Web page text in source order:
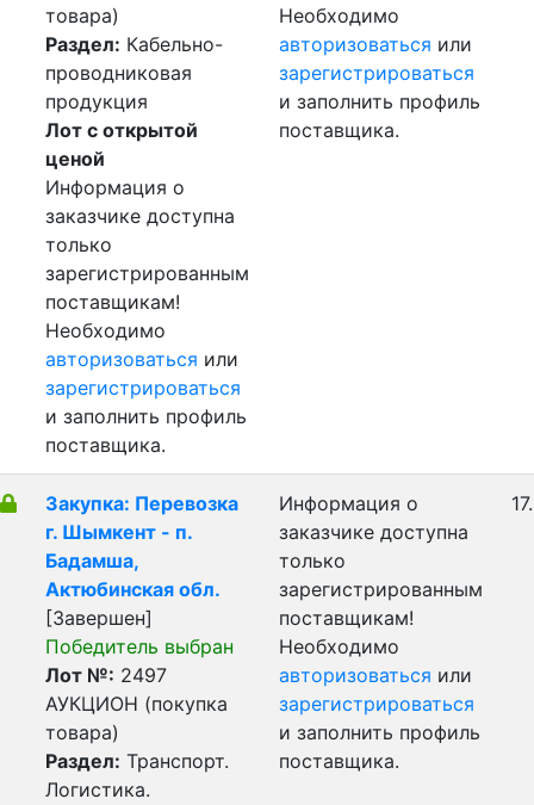
товара)
Раздел: Кабельно-
проводниковая
продукция
Лот с открытой
ценой
Информация о
заказчике доступна
только
зарегистрированным
поставщикам!
Необходимо
авторизоваться или
зарегистрироваться
и заполнить профиль
поставщика.
Необходимо
авторизоваться или
зарегистрироваться
и заполнить профиль
поставщика.
Закупка: Перевозка
г. Шымкент - п.
Бадамша,
Актюбинская обл.
[Завершен]
Победитель выбран
Лот №: 2497
АУКЦИОН (покупка
товара)
Раздел: Транспорт.
Логистика.
Информация о
заказчике доступна
только
зарегистрированным
поставщикам!
Необходимо
авторизоваться или
зарегистрироваться
и заполнить профиль
поставщика.